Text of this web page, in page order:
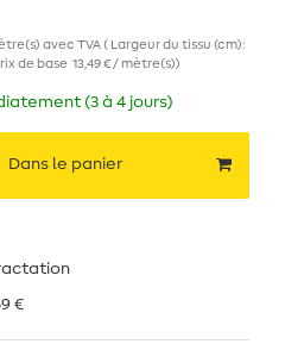
avec TVA( Largeur du tissu (cm):
de base 13,49 € / mètre(s))
(3 à 4 jours)
Dans le panier
€